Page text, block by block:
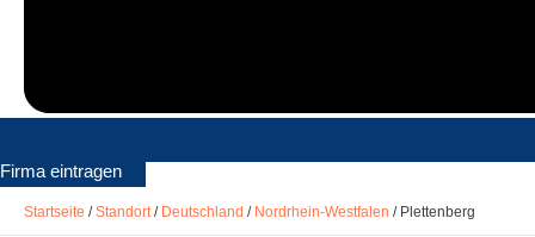
Firma eintragen
Startseite /Standort/ Deutschland / Nordrhein-Westfalen / Plettenberg